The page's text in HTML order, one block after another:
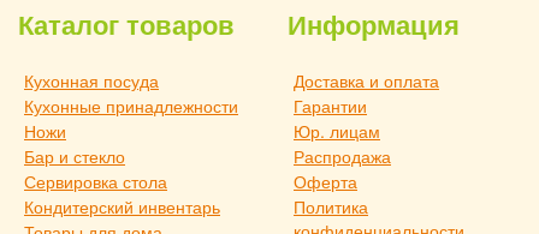
Каталог товаров
Кухонная посуда
Кухонные принадлежности
Ножи
Бар и стекло
Сервировка стола
Кондитерский инвентарь
Информация
Доставка и оплата
Гарантии
Юр. лицам
Распродажа
Оферта
Политика